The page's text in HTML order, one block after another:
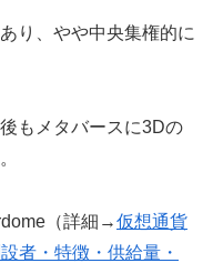
り、やや中央集権的に
もメタバースに3Dの
（詳細→仮想通貨
者・特徴・供給量・